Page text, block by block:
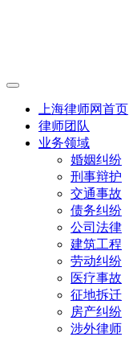
上海律师网首页
律师团队
业务领域
婚姻纠纷
刑事辩护
交通事故
债务纠纷
公司法律
建筑工程
劳动纠纷
医疗事故
征地拆迁
房产纠纷
涉外律师